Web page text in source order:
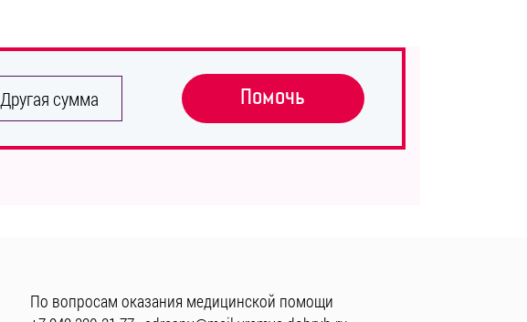
Другая сумма Помочь
По вопросам оказания медицинской помощи